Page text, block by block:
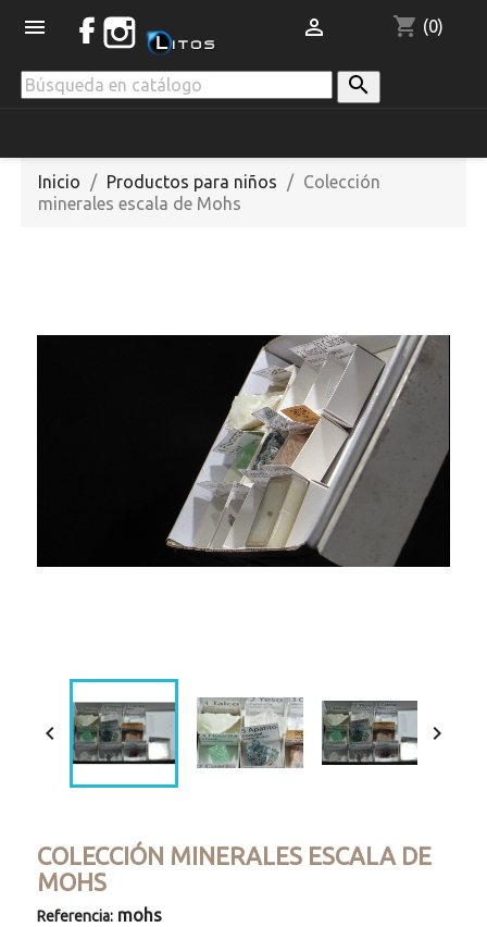
 shopping_cart (0)


Inicio Productos para niños
Colección
minerales escala de Mohs
 
COLECCIÓN MINERALES ESCALA DE
MOHS
Referencia: mohs